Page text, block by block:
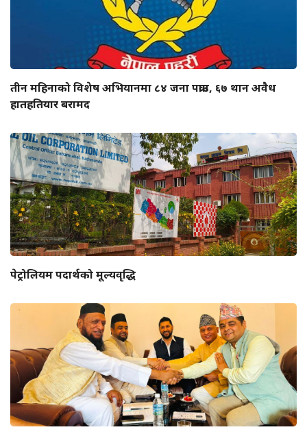
तीन महिनाको विशेष अभियानमा ८४ जना पक्राउ, ६७ थान अवैध
हातहतियार बरामद
पेट्रोलियम पदार्थको मूल्यवृद्धि